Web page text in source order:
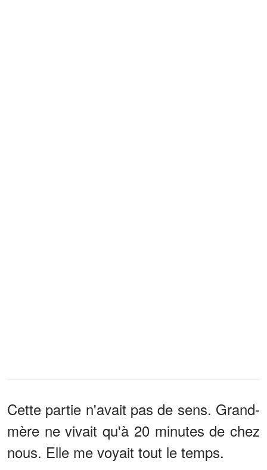
Cette partie n'avait pas de sens. Grand-
mère ne vivait qu'à 20 minutes de chez
nous. Elle me voyait tout le temps.